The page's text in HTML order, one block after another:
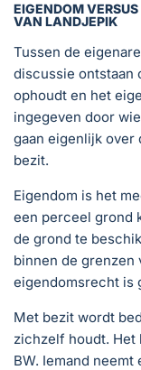
EIGENDOM
VAN LANDJEPIK
Tussen de
discussie ontstaan
ophoudt en het
ingegeven door
gaan eigenlijk over
bezit.
Eigendom is het
een perceel grond
de grond te
binnen de grenzen
eigendomsrecht is
Met bezit wordt
zichzelf houdt. Het
BW. Iemand